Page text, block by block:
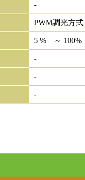
-
PWM調光方式
5 % ～ 100%
-
-
-